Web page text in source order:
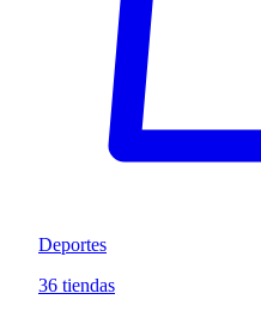
Deportes
36 tiendas